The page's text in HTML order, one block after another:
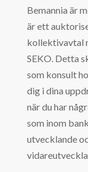
Bemannia är
är ett
kollektivavtal
SEKO. Detta
som konsult
dig i dina
när du har
som inom
utvecklande